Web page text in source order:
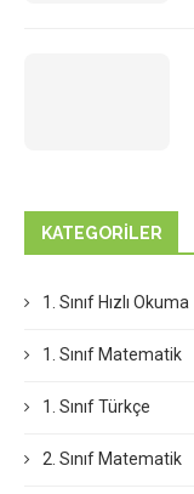
KATEGORILER
1. Sınıf Hızlı Okuma
1. Sınıf Matematik
1. Sınıf Türkçe
2. Sınıf Matematik